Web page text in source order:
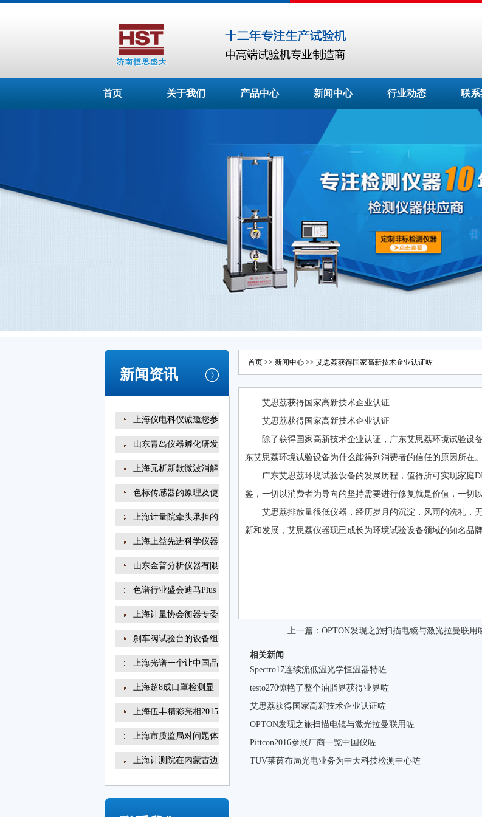
首页 关于我们 产品中心 新闻中心 行业动态 联系
新闻资讯
上海仪电科仪诚邀您参
山东青岛仪器孵化研发
上海元析新款微波消解
色标传感器的原理及使
上海计量院牵头承担的
上海上益先进科学仪器
山东金普分析仪器有限
色谱行业盛会迪马Plus
上海计量协会衡器专委
刹车阀试验台的设备组
上海光谱一个让中国品
上海超8成口罩检测显
上海伍丰精彩亮相2015
上海市质监局对问题体
上海计测院在内蒙古边
首页 >> 新闻中心 >> 艾思荔获得国家高新技术企业认证咗
艾思荔获得国家高新技术企业认证
艾思荔获得国家高新技术企业认证
除了获得国家高新技术企业认证，广东艾思荔环境试验设
东艾思荔环境试验设备为什么能得到消费者的信任的原因所在。
广东艾思荔环境试验设备的发展历程，值得所可实现家
鉴，一切以消费者为导向的坚持需要进行修复就是价值，一切
艾思荔排放量很低仪器，经历岁月的沉淀，风雨的洗礼，
新和发展，艾思荔仪器现已成长为环境试验设备领域的知名品
上一篇： OPTON发现之旅扫描电镜与激光拉曼联用
相关新闻
Spectro17连续流低温光学恒温器特咗
testo270惊艳了整个油脂界获得业界咗
艾思荔获得国家高新技术企业认证咗
OPTON发现之旅扫描电镜与激光拉曼联用咗
Pittcon2016参展厂商一览中国仪咗
TUV莱茵布局光电业务为中天科技检测中心咗